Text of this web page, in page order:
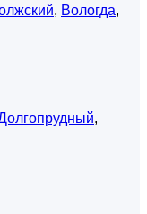
, Вологда,
,